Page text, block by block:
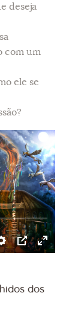
deseja
com um
ele se
dos